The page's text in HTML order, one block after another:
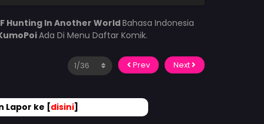
Hunting In Another WorldBahasa Indonesia
Ada Di Menu Daftar Komik.
Prev Next
Lapor ke [disini]